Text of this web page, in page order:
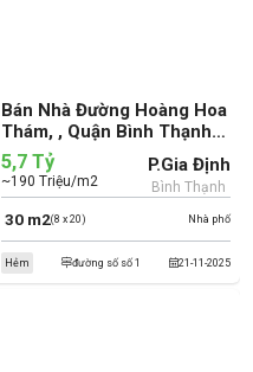
Bán Nhà Đường Hoàng Hoa
Thám, , Quận Bình Thạnh
(cũ)
Nhà phố
30 m2(8 x 20)
5,7 Tỷ
~190 Triệu/m2
P.Gia Định
Bình Thạnh
21-11-2025
Hẻm đường số số 1